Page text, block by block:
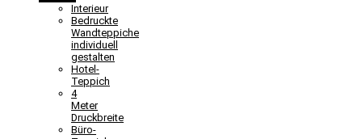
Interieur
Bedruckte
Wandteppiche
individuell
gestalten
Hotel-
Teppich
4
Meter
Druckbreite
Büro-